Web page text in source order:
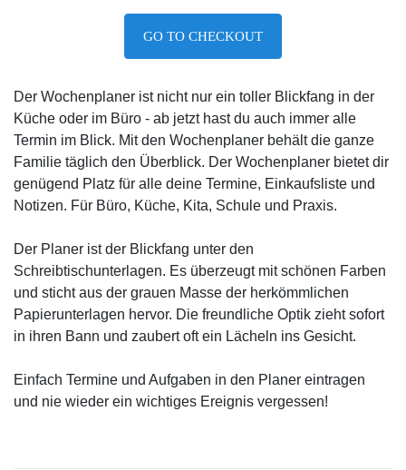
GO TO CHECKOUT
Der Wochenplaner ist nicht nur ein toller Blickfang in der
Küche oder im Büro - ab jetzt hast du auch immer alle
Termin im Blick. Mit den Wochenplaner behält die ganze
Familie täglich den Überblick. Der Wochenplaner bietet dir
genügend Platz für alle deine Termine, Einkaufsliste und
Notizen. Für Büro, Küche, Kita, Schule und Praxis.
Der Planer ist der Blickfang unter den
Schreibtischunterlagen. Es überzeugt mit schönen Farben
und sticht aus der grauen Masse der herkömmlichen
Papierunterlagen hervor. Die freundliche Optik zieht sofort
in ihren Bann und zaubert oft ein Lächeln ins Gesicht.
Einfach Termine und Aufgaben in den Planer eintragen
und nie wieder ein wichtiges Ereignis vergessen!